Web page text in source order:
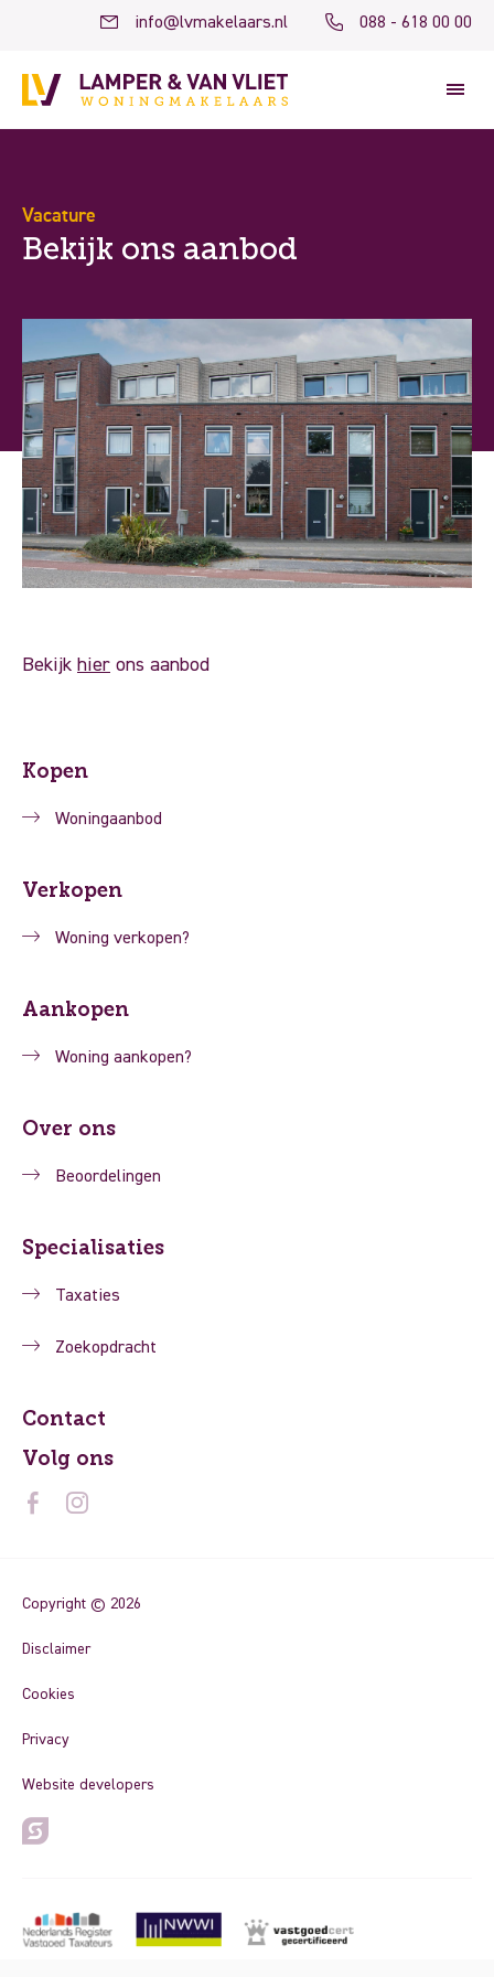
info@lvmakelaars.nl 088 - 618 00 00
Vacature
Bekijk ons aanbod
Bekijk hier ons aanbod
Kopen
Woningaanbod
Verkopen
Woning verkopen?
Aankopen
Woning aankopen?
Over ons
Beoordelingen
Specialisaties
Taxaties
Zoekopdracht
Contact
Volg ons
Copyright © 2026
Disclaimer
Cookies
Privacy
Website developers